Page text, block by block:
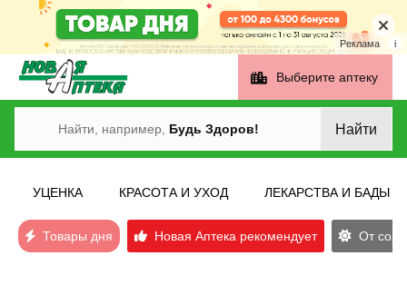
Реклама i
Выберите аптеку
Найти, например, Будь Здоров! Найти
УЦЕНКА КРАСОТА И УХОД ЛЕКАРСТВА И БАДЫ
Товары дня Новая Аптека рекомендует От